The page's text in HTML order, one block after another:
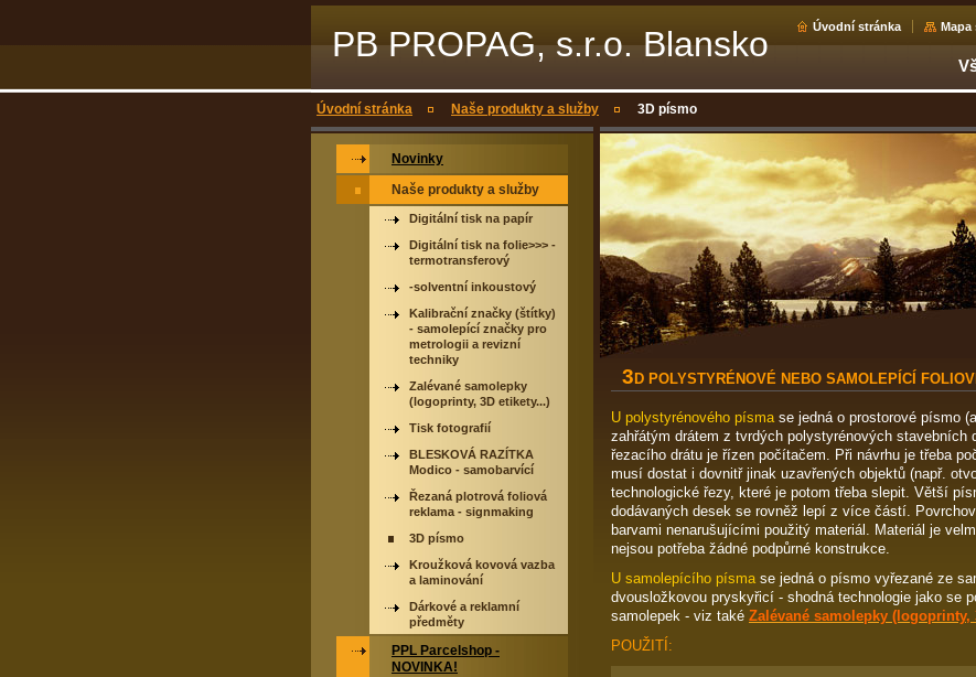
PB PROPAG, s.r.o. Blansko Úvodní stránka Mapa
Úvodní stránka Naše produkty a služby 3D písmo
3 D POLYSTYRÉNOVÉ NEBO SAMOLEPÍCÍ
U polystyrénového písma se jedná o prostorové písmo
zahřátým drátem z tvrdých polystyrénových stavebních
řezacího drátu je řízen počítačem. Při návrhu je třeba
musí dostat i dovnitř jinak uzavřených objektů (např.
technologické řezy, které je potom třeba slepit. Větší
dodávaných desek se rovněž lepí z více částí.
barvami nenarušujícími použitý materiál. Materiál je
nejsou potřeba žádné podpůrné konstrukce.
U samolepícího písma se jedná o písmo vyřezané ze
dvousložkovou pryskyřicí - shodná technologie jako se
samolepek - viz také Zalévané samolepky (logoprinty,
POUŽITÍ:
Novinky
Naše produkty a služby
Digitální tisk na papír
Digitální tisk na folie>>> -
termotransferový
-solventní inkoustový
Kalibrační značky (štítky)
- samolepící značky pro
metrologii a revizní
techniky
Zalévané samolepky
(logoprinty, 3D etikety...)
Tisk fotografií
BLESKOVÁ RAZÍTKA
Modico - samobarvící
Řezaná plotrová foliová
reklama - signmaking
3D písmo
Kroužková kovová vazba
a laminování
Dárkové a reklamní
předměty
PPL Parcelshop -
NOVINKA!